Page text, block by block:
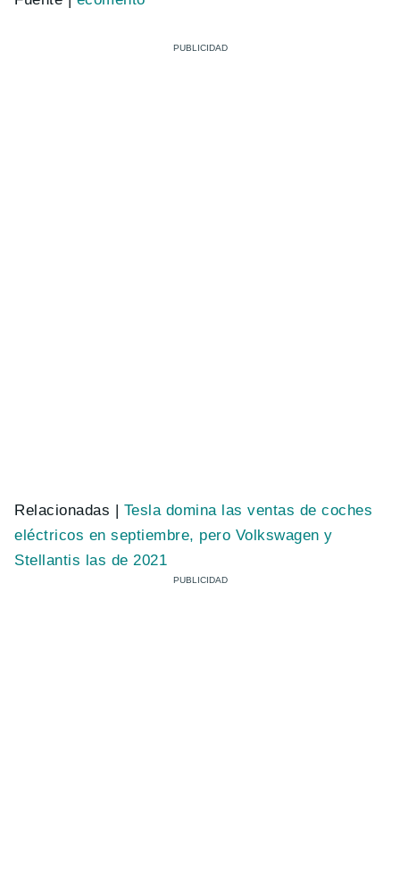
Relacionadas | Tesla domina las ventas de coches
eléctricos en septiembre, pero Volkswagen y
Stellantis las de 2021